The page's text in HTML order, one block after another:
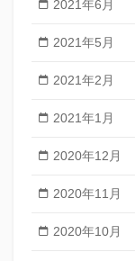
2021年6月
2021年5月
2021年2月
2021年1月
2020年12月
2020年11月
2020年10月